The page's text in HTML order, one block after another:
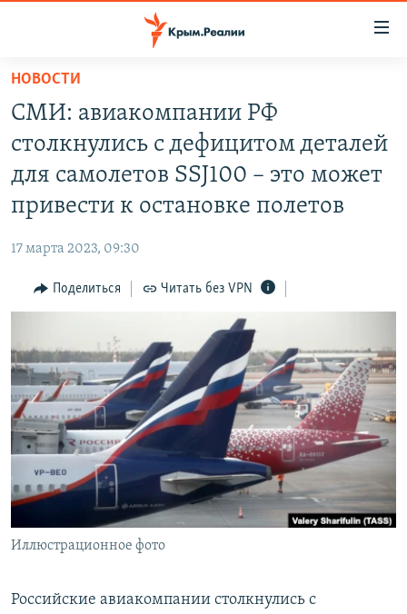
Вернуться
основному
содержанию
главной
Вернутся
поиску
ИНТЕРАКТИВ
ИНФОГРАФИКА
СОВЕТЫ ПРАВОЗАЩИТНИКОВ
ПРОПАВШИЕ БЕЗ ВЕСТИ
ПОБЕДИТЕЛЕЙ НЕ СУДЯТ?
КРЫМ.НЕПОКОРЕННЫЙ
ELIFBE
УКРАИНСКАЯ ПРОБЛЕМА КРЫМА
РАДІО СВОБОДА
КАК ОБОЙТИ БЛОКИРОВКУ
Qırımtatar
ПРИСОЕДИНЯЙТЕСЬ!
Все сайты RFE/RL
НОВОСТИ
СМИ: авиакомпании РФ
столкнулись с дефицитом деталей
для самолетов SSJ100 – это может
привести к остановке полетов
17 марта 2023, 09:30
Поделиться Читать без VPN
Иллюстрационное фото
Российские авиакомпании столкнулись с